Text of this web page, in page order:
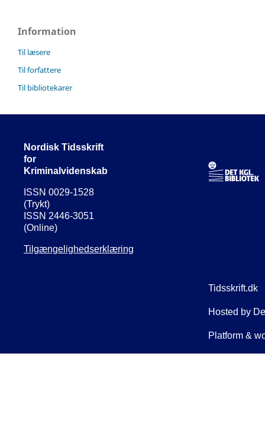
Information
Til læsere
Til forfattere
Til bibliotekarer
Nordisk Tidsskrift
for
Kriminalvidenskab
ISSN 0029-1528
(Trykt)
ISSN 2446-3051
(Online)
Tilgængelighedserklæring